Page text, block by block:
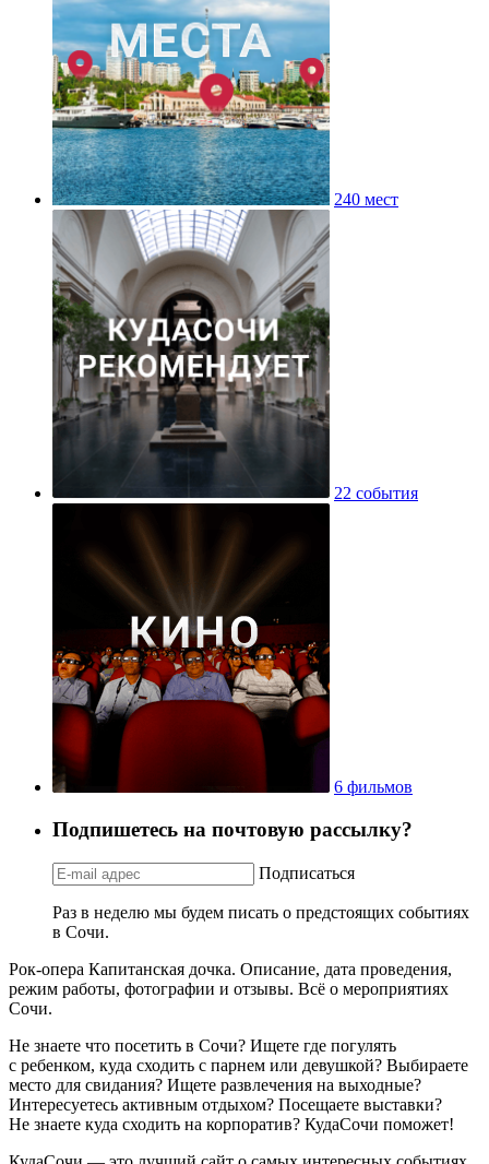
240 мест
22 события
6 фильмов
Подпишетесь на почтовую рассылку?
Подписаться
Раз в неделю мы будем писать о предстоящих событиях
в Сочи.
Рок-опера Капитанская дочка. Описание, дата проведения,
режим работы, фотографии и отзывы. Всё о мероприятиях
Сочи.
Не знаете что посетить в Сочи? Ищете где погулять
с ребенком, куда сходить с парнем или девушкой? Выбираете
место для свидания? Ищете развлечения на выходные?
Интересуетесь активным отдыхом? Посещаете выставки?
Не знаете куда сходить на корпоратив? КудаСочи поможет!